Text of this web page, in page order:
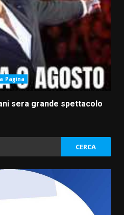
Pagina
sera grande spettacolo